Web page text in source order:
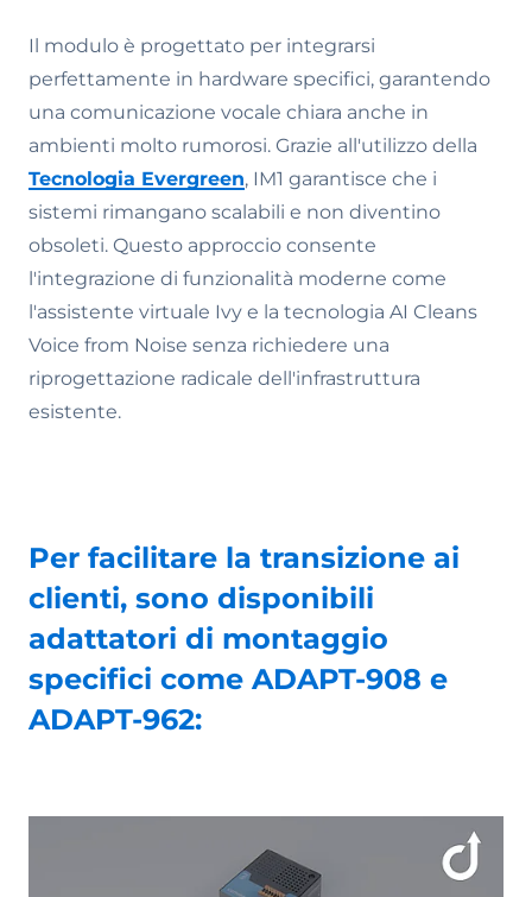
Il modulo è progettato per integrarsi
perfettamente in hardware specifici, garantendo
una comunicazione vocale chiara anche in
ambienti molto rumorosi. Grazie all'utilizzo della
Tecnologia Evergreen, IM1 garantisce che i
sistemi rimangano scalabili e non diventino
obsoleti. Questo approccio consente
l'integrazione di funzionalità moderne come
l'assistente virtuale Ivy e la tecnologia AI Cleans
Voice from Noise senza richiedere una
riprogettazione radicale dell'infrastruttura
esistente.
Per facilitare la transizione ai
clienti, sono disponibili
adattatori di montaggio
specifici come ADAPT-908 e
ADAPT-962: